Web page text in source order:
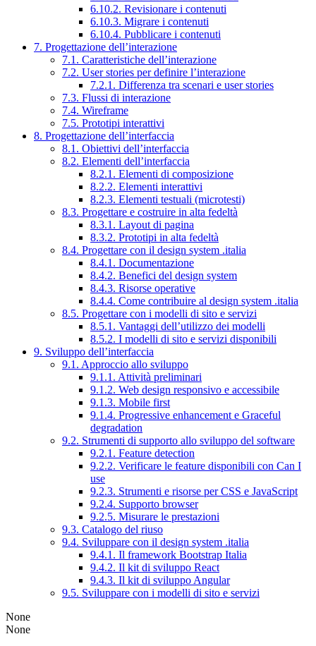
6.10.2. Revisionare i contenuti
6.10.3. Migrare i contenuti
6.10.4. Pubblicare i contenuti
7. Progettazione dell’interazione
7.1. Caratteristiche dell’interazione
7.2. User stories per definire l’interazione
7.2.1. Differenza tra scenari e user stories
7.3. Flussi di interazione
7.4. Wireframe
7.5. Prototipi interattivi
8. Progettazione dell’interfaccia
8.1. Obiettivi dell’interfaccia
8.2. Elementi dell’interfaccia
8.2.1. Elementi di composizione
8.2.2. Elementi interattivi
8.2.3. Elementi testuali (microtesti)
8.3. Progettare e costruire in alta fedeltà
8.3.1. Layout di pagina
8.3.2. Prototipi in alta fedeltà
8.4. Progettare con il design system .italia
8.4.1. Documentazione
8.4.2. Benefici del design system
8.4.3. Risorse operative
8.4.4. Come contribuire al design system .italia
8.5. Progettare con i modelli di sito e servizi
8.5.1. Vantaggi dell’utilizzo dei modelli
8.5.2. I modelli di sito e servizi disponibili
9. Sviluppo dell’interfaccia
9.1. Approccio allo sviluppo
9.1.1. Attività preliminari
9.1.2. Web design responsivo e accessibile
9.1.3. Mobile first
9.1.4. Progressive enhancement e Graceful
degradation
9.2. Strumenti di supporto allo sviluppo del software
9.2.1. Feature detection
9.2.2. Verificare le feature disponibili con Can I
use
9.2.3. Strumenti e risorse per CSS e JavaScript
9.2.4. Supporto browser
9.2.5. Misurare le prestazioni
9.3. Catalogo del riuso
9.4. Sviluppare con il design system .italia
9.4.1. Il framework Bootstrap Italia
9.4.2. Il kit di sviluppo React
9.4.3. Il kit di sviluppo Angular
9.5. Sviluppare con i modelli di sito e servizi
None
None